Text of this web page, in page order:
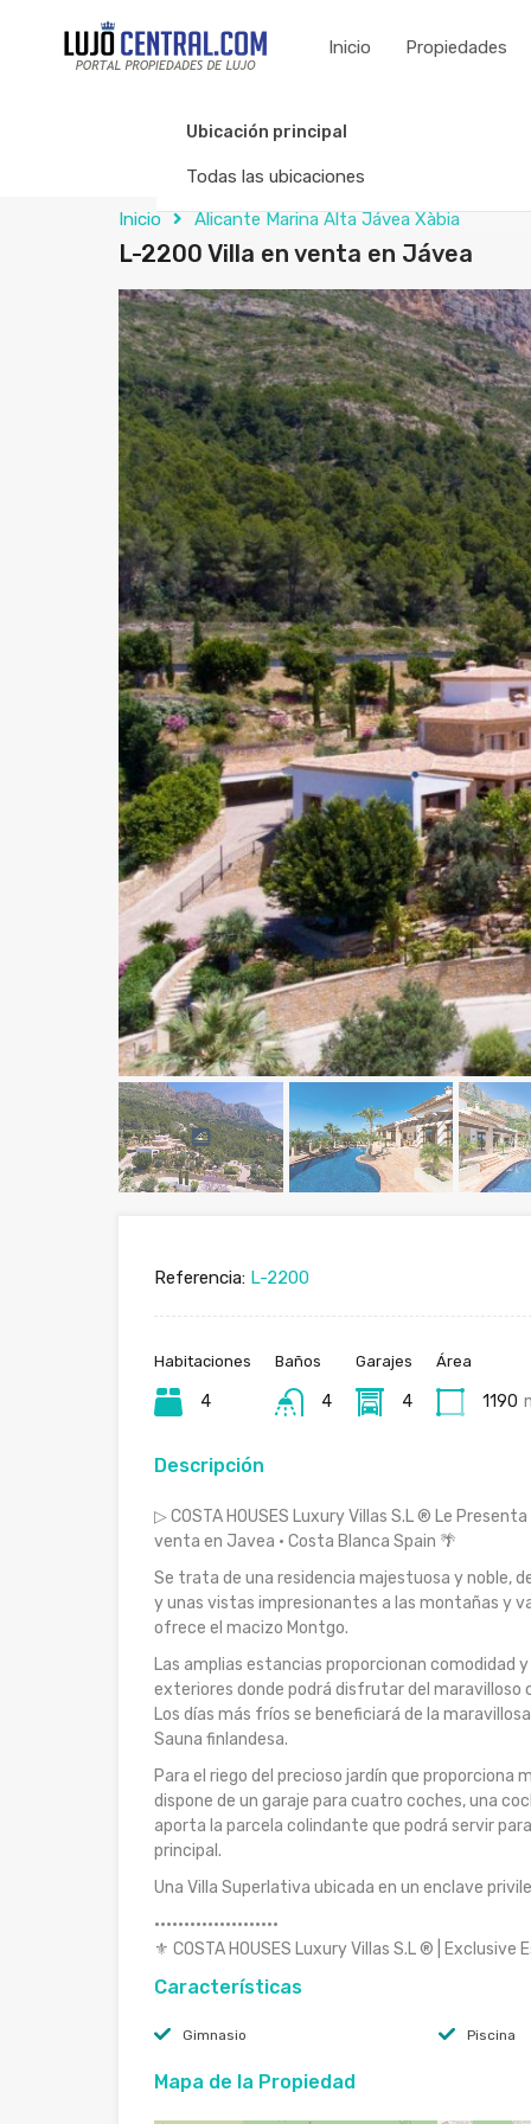
Inicio Propiedades
Ubicación principal
Todas las ubicaciones
Inicio Alicante Marina Alta Jávea Xàbia
L-2200 Villa en venta en Jávea
Referencia: L-2200
Habitaciones
4
Baños
4
Garajes
4
Área
1190
Descripción
▷ COSTA HOUSES Luxury Villas S.L ® Le
venta en Javea · Costa Blanca Spain 🌴
Se trata de una residencia majestuosa y noble,
y unas vistas impresionantes a las montañas y
ofrece el macizo Montgo.
Las amplias estancias proporcionan comodidad
exteriores donde podrá disfrutar del maravilloso
Los días más fríos se beneficiará de la
Sauna finlandesa.
Para el riego del precioso jardín que proporciona
dispone de un garaje para cuatro coches, una
aporta la parcela colindante que podrá servir
principal.
Una Villa Superlativa ubicada en un enclave
·····················
⚜ COSTA HOUSES Luxury Villas S.L ® |
Características
Gimnasio Piscina
Mapa de la Propiedad